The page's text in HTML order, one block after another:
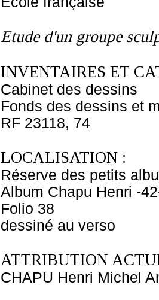
Etude d'un groupe
INVENTAIRES ET
Cabinet des dessins
Fonds des dessins et
RF 23118, 74
LOCALISATION :
Réserve des petits
Album Chapu Henri -
Folio 38
dessiné au verso
ATTRIBUTION
CHAPU Henri Michel